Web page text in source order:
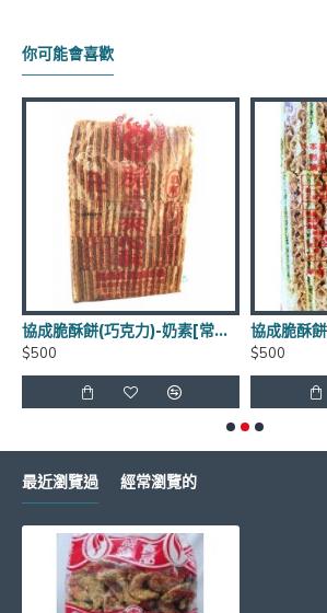
保存方式：常溫
官網商品圖片僅供參考依實際出貨商
**年貨商品*節慶商品*海鮮食品*恕不
如有需要請LINE詢問有無庫存 LINE
ID:@xat.0000138847.2k2
超商取貨每筆訂單~限重4.5公斤(長+
你可能會喜歡
協成脆酥餅(巧克力)-奶素[常缺貨下單前請先詢問]
$500
$500
最近瀏覽過 經常瀏覽的